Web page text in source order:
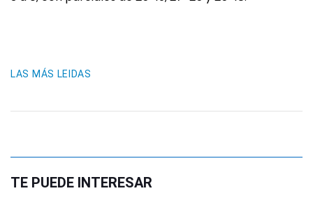
LAS MÁS LEIDAS
TE PUEDE INTERESAR